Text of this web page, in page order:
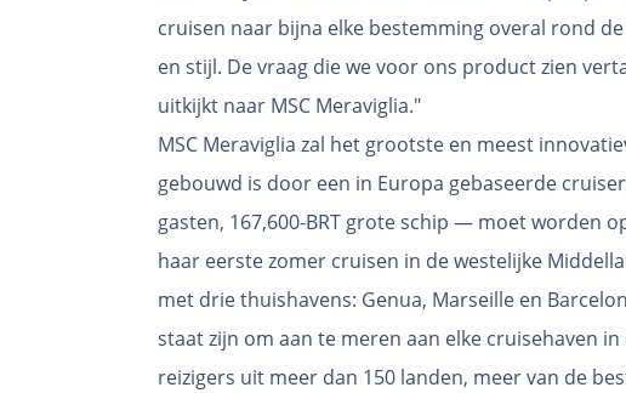
cruisen naar bijna elke bestemming overal rond
en stijl. De vraag die we voor ons product zien
uitkijkt naar MSC Meraviglia."
MSC Meraviglia zal het grootste en meest
gebouwd is door een in Europa gebaseerde
gasten, 167,600-BRT grote schip — moet worden
haar eerste zomer cruisen in de westelijke
met drie thuishavens: Genua, Marseille en
staat zijn om aan te meren aan elke cruisehaven
reizigers uit meer dan 150 landen, meer van de